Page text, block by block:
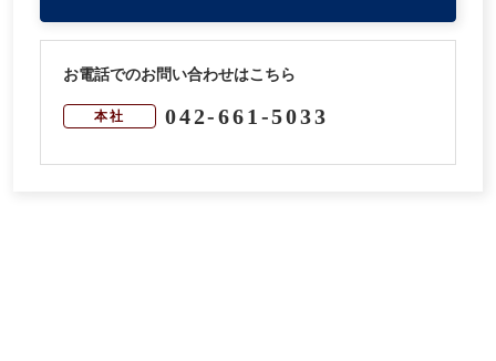
お電話でのお問い合わせはこちら
本社 042-661-5033